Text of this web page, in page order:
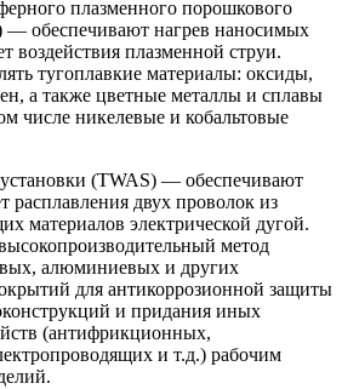
плазменного порошкового
— обеспечивают нагрев наносимых
воздействия плазменной струи.
тугоплавкие материалы: оксиды,
а также цветные металлы и сплавы
числе никелевые и кобальтовые
(TWAS) — обеспечивают
расплавления двух проволок из
материалов электрической дугой.
метод
алюминиевых и других
для антикоррозионной защиты
и придания иных
(антифрикционных,
и т.д.) рабочим